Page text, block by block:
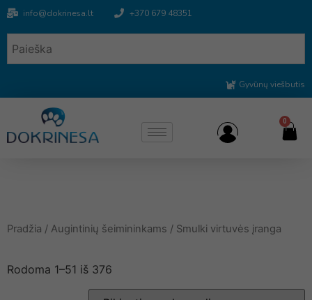
info@dokrinesa.lt +370 679 48351
Gyvūnų viešbutis
0
Pradžia / Augintinių šeimininkams / Smulki virtuvės įranga
Rodoma 1–51 iš 376